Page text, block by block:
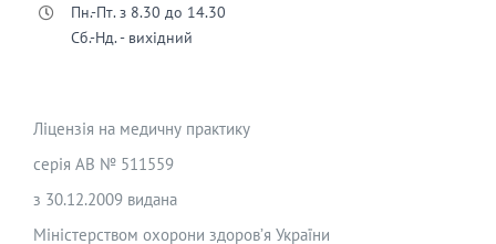
Пн.-Пт. з 8.30 до 14.30
Сб.-Нд. - вихідний
Ліцензія на медичну практику
серія АВ № 511559
з 30.12.2009 видана
Міністерством охорони здоров’я України